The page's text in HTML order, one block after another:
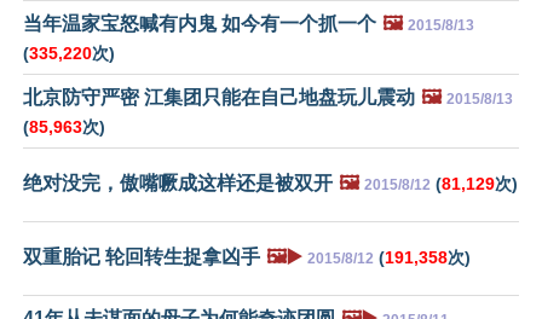
当年温家宝怒喊有内鬼 如今有一个抓一个 🖼️ 2015/8/13
(335,220次)
北京防守严密 江集团只能在自己地盘玩儿震动 🖼️ 2015/8/13
(85,963次)
绝对没完，傲嘴噘成这样还是被双开 🖼️ 2015/8/12 (81,129次)
双重胎记 轮回转生捉拿凶手 🖼️▶️ 2015/8/12 (191,358次)